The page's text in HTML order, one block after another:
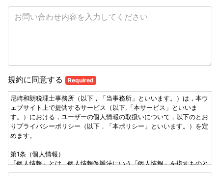
規約に同意する Required
尼崎和朗税理士事務所（以下，「当事務所」といいます。）は，本ウ
ェブサイト上で提供するサービス（以下,「本サービス」といいま
す。）における，ユーザーの個人情報の取扱いについて，以下のとお
りプライバシーポリシー（以下，「本ポリシー」といいます。）を定
めます。
第1条（個人情報）
「個人情報」とは，個人情報保護法にいう「個人情報」を指すものと
し，生存する個人に関する情報であって，当該情報に含まれる氏名，